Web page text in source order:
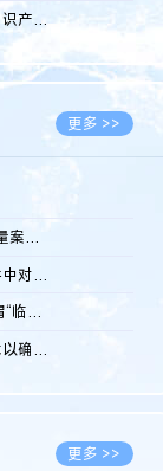
天津多部门合力推进知识产权保护工作
更多 >>
淘宝“B站推荐”店铺刷量案维持原判，两被告连带赔偿150万元
专利诉前行为保全案件中对仿制药申请人曾作出三类声明的考量及违...
直播带货诋毁同行 所谓“临场发挥”不免责
借助软件复现现有技术以确认相关参数特征是否被公开
更多 >>